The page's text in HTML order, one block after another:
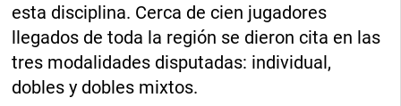
esta disciplina. Cerca de cien jugadores
llegados de toda la región se dieron cita en las
tres modalidades disputadas: individual,
dobles y dobles mixtos.